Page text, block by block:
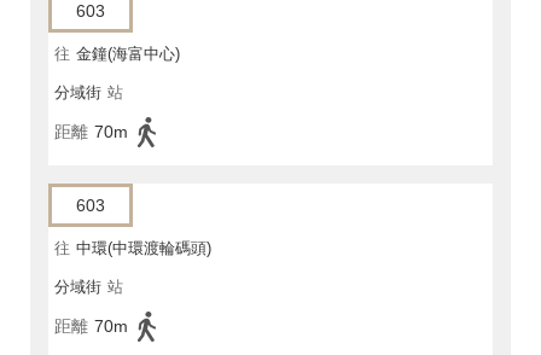
603
往 金鐘(海富中心)
分域街 站
距離 70m
603
往 中環(中環渡輪碼頭)
分域街 站
距離 70m